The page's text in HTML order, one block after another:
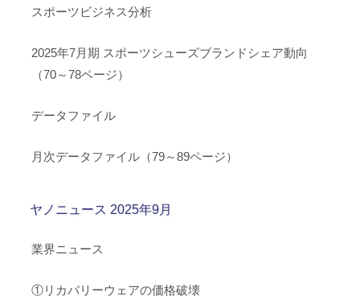
スポーツビジネス分析
2025年7月期 スポーツシューズブランドシェア動向
（70～78ページ）
データファイル
月次データファイル（79～89ページ）
ヤノニュース 2025年9月
業界ニュース
①リカバリーウェアの価格破壊